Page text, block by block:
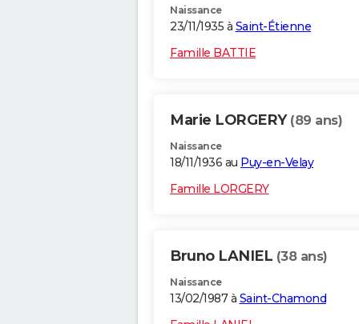
Naissance
23/11/1935 à Saint-Étienne
Famille BATTIE
Marie LORGERY (89 ans)
Naissance
18/11/1936 au Puy-en-Velay
Famille LORGERY
Bruno LANIEL (38 ans)
Naissance
13/02/1987 à Saint-Chamond